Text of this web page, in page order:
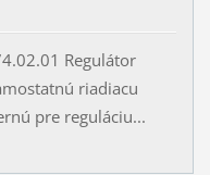
Regulátor
riadiacu
pre reguláciu...